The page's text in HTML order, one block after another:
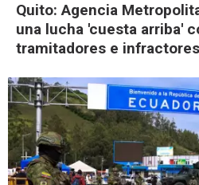
Quito: Agencia
una lucha 'cuesta arriba'
tramitadores e infractores